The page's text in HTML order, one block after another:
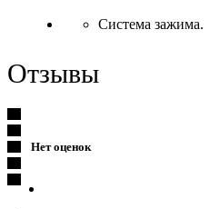
Система зажима.
Отзывы
Нет оценок